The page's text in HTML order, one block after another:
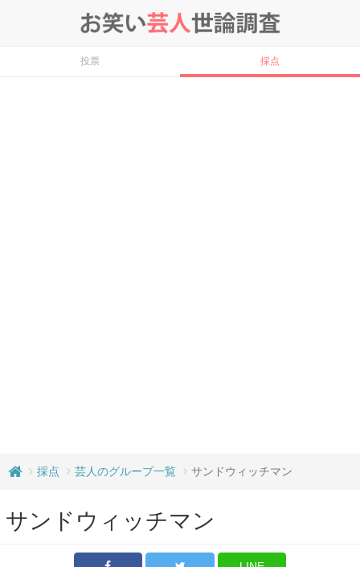
投票 採点
採点 芸人のグループ一覧 サンドウィッチマン
サンドウィッチマン